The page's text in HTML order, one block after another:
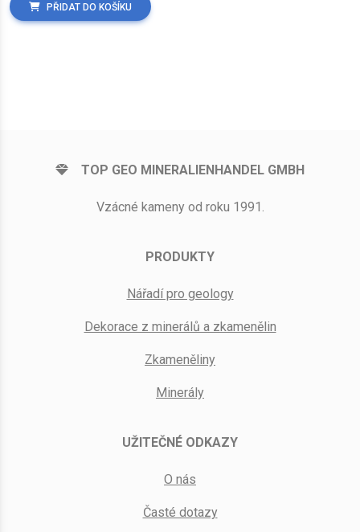
PŘIDAT DO KOŠÍKU
TOP GEO MINERALIENHANDEL GMBH
Vzácné kameny od roku 1991.
PRODUKTY
Nářadí pro geology
Dekorace z minerálů a zkamenělin
Zkameněliny
Minerály
UŽITEČNÉ ODKAZY
O nás
Časté dotazy